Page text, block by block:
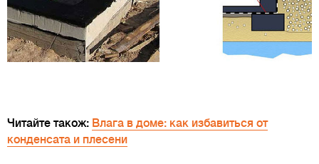
Читайте також: Влага в доме: как избавиться от
конденсата и плесени